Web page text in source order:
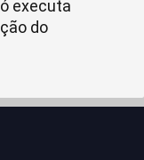
executa
do